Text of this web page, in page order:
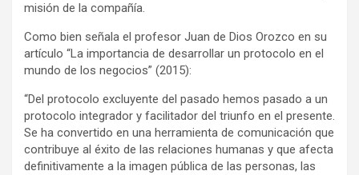
misión de la compañía.
Como bien señala el profesor Juan de Dios Orozco en su
artículo “La importancia de desarrollar un protocolo en el
mundo de los negocios” (2015):
“Del protocolo excluyente del pasado hemos pasado a un
protocolo integrador y facilitador del triunfo en el presente.
Se ha convertido en una herramienta de comunicación que
contribuye al éxito de las relaciones humanas y que afecta
definitivamente a la imagen pública de las personas, las